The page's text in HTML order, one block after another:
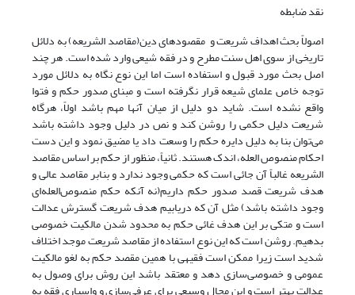
نقد ضابطه
اصولاً بحث اهداف شریعت و مقصودهای دین(مقاصد الشریعه) به دلائل
تاریخی از سوی اهل سنت مطرح و در فقه شیعی وارد شده است. هر چند
اصل بحث مورد قبول و استفاده است اما این نوع نگاه به دلائل مورد
توجه خاص علمای شیعه قرار نگرفته است و مبنای صدور حکم و فتوا
واقع نشده است. شاید دو دلیل از میان آنها مهم باشد اولاً، هرگاه
شریعت دلیل حکمی را روشن کند و نص در دلیل وجود داشته باشد
می‌توان بنا به دلیل دایره حکم را وسعت داد یا مضیق نمود و این دست
احکام منصوص العله، اندک هستند. ثانیاً، منظور از حکم بر اساس مقاصد
الشریعه غالباً آن جائی است که حکمی وجود ندارد و بنابر مقاصد عالی و
هدف شریعت قصد صدور حکم داریم(نه آنکه حکم منصوص‌العله‌ای
وجود داشته باشد) مثل آن که دریابیم هدف شریعت گسترش عدالت
است و متکی بر این هدف غائی حکم به محدود شدن مالکیت خصوصی
بدهیم. روشن است که این نوع استفاده از مقاصد شریعت موجد اختلاف
شدید است زیرا ممکن است فقیهی با همین مقصد حکم به لغو مالکیت
عمومی و خصوصی‌سازی دهد و معتقد باشد این روش برای وصول به